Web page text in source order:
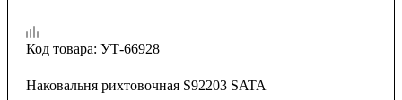
Код товара: УТ-66928
Наковальня рихтовочная S92203 SATA